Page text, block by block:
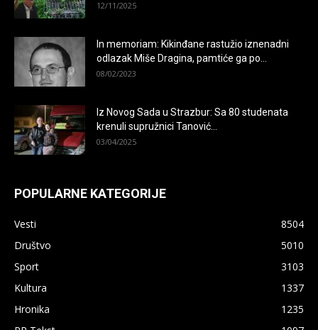
12/11/2025
In memoriam: Kikinđane rastužio iznenadni
odlazak Miše Dragina, pamtiće ga po...
08/02/2023
Iz Novog Sada u Strazbur: Sa 80 studenata
krenuli supružnici Tanović...
03/04/2025
POPULARNE KATEGORIJE
Vesti
8504
Društvo
5010
Sport
3103
Kultura
1337
Hronika
1235